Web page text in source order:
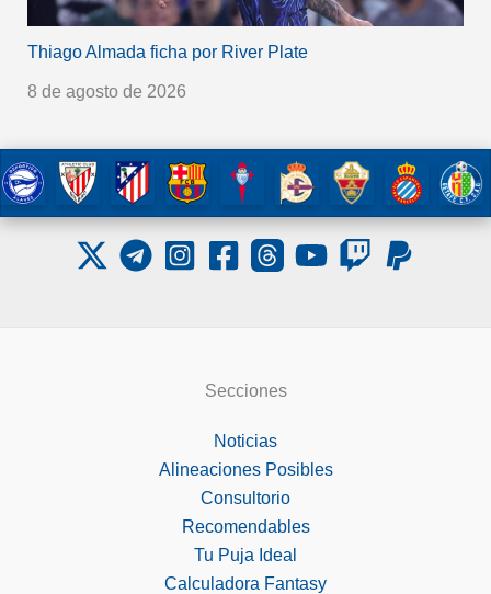
Thiago Almada ficha por River Plate
8 de agosto de 2026
Secciones
Noticias
Alineaciones Posibles
Consultorio
Recomendables
Tu Puja Ideal
Calculadora Fantasy